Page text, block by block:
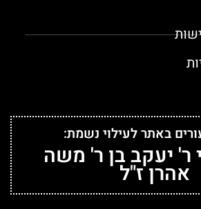
באתר לעילוי נשמת:
ר' יעקב בן ר' משה
אהרן ז"ל